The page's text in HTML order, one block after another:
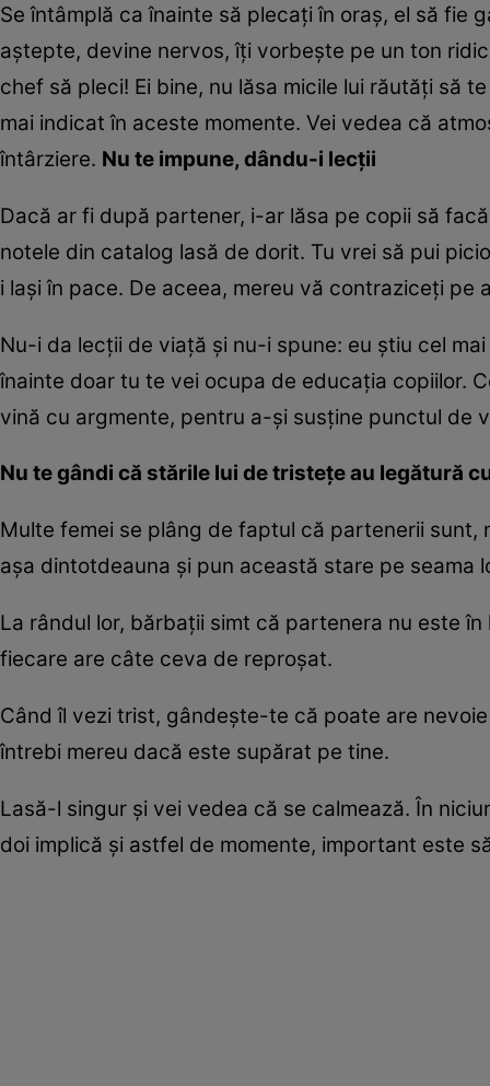
Se întâmplă ca înainte să plecaţi în oraş, el să fie
aştepte, devine nervos, îţi vorbeşte pe un ton
chef să pleci! Ei bine, nu lăsa micile lui răutăţi să
mai indicat în aceste momente. Vei vedea că
întârziere. Nu te impune, dându-i lecţii
Dacă ar fi după partener, i-ar lăsa pe copii să
notele din catalog lasă de dorit. Tu vrei să pui
i laşi în pace. De aceea, mereu vă contraziceţi pe
Nu-i da lecţii de viaţă şi nu-i spune: eu ştiu cel
înainte doar tu te vei ocupa de educaţia copiilor.
vină cu argmente, pentru a-şi susţine punctul de
Nu te gândi că stările lui de tristeţe au legătură
Multe femei se plâng de faptul că partenerii
aşa dintotdeauna şi pun această stare pe seama
La rândul lor, bărbaţii simt că partenera nu este
fiecare are câte ceva de reproşat.
Când îl vezi trist, gândeşte-te că poate are
întrebi mereu dacă este supărat pe tine.
Lasă-l singur şi vei vedea că se calmează. În
doi implică şi astfel de momente, important este